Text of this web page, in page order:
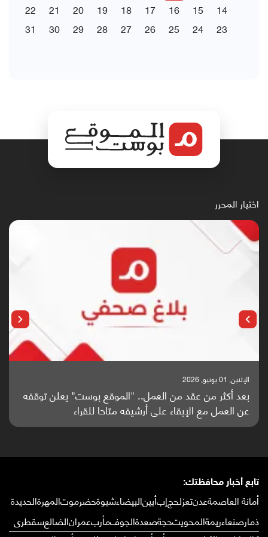
14
15
16
17
18
19
20
21
22
23
24
25
26
27
28
29
30
31
اختيار المحرر
الإثنين, 25 مايو, 2026
باحثون من اليمن يدخلون سباق أبحاث ألزهايمر بدراسة
واعدة منشورة عالميا (ترجمة)
تابع أخبار محافظتك:
أمانة العاصمةعدنتعزلحجإبأبينالبيضاءشبوةحضرموتالمهرةالحديدة
ذمارصنعاءريمةالمحويتحجةصعدةالجوفمأربعمرانالضالعسقطرى